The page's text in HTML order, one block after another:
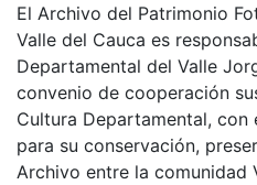
El Archivo del Patrimonio
Valle del Cauca es
Departamental del Valle
convenio de cooperación
Cultura Departamental, con
para su conservación,
Archivo entre la comunidad